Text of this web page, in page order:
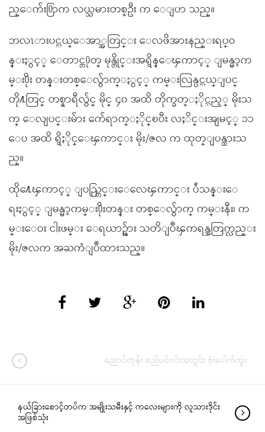
ည္ေက်း႐ြာက လယ္သမားတစ္ဦး က ေျပာ သည္။
ဘလၤားပင္လယ္ေအာ္အတြင္း ေလဖိအားနည္းရပ္ဝ
န္းႏွင့္ ေတာင္တ႐ုတ္ မုန္တိုင္းအရွိန္ေၾကာင့္ ျမန္မာ့က
မ္း႐ိုး တန္းတစ္ေလွ်ာက္ႏွင့္ ကမ္းလြန္ပင္လယ္ျပင္
တို႔တြင္ တစ္နာရီလွ်င္ မိုင္ ၄၀ အထိ တိုက္ခတ္ႏိုင္သည့္ မိုးသ
က္ ေလျပင္းမ်ား က်ေရာက္ႏိုင္ၿပီး လႈိင္းအျမင့္ ၁၁
ေပ အထိ ရွိႏိုင္ေၾကာင္း မိုး/ဇလ က ထုတ္ျပန္ထားသ
ည္။
ထို႔ေၾကာင့္ ျပည္တြင္းေလေၾကာင္း ပ်ံသန္းေ
ရးႏွင့္ ျမန္မာ့ကမ္း႐ိုးတန္း တစ္ေလွ်ာက္ ကမ္းနီး၊ က
မ္းေဝး ငါးဖမ္း ေရယာဥ္မ်ား သတိျပဳၾကရန္အတြက္လည္း
မိုး/ဇလက အႀကံျပဳထားသည္။
ညောင်တုန်း စည်ပင်ဝင်းအတွင်း ဗုံးပေါက်ကွဲ။
နယ်ခြားစောင့်တပ်က အမျိုးသမီးနှင့် ကလေးများကို လူသားဒိုင်း
အဖြစ်သုံး